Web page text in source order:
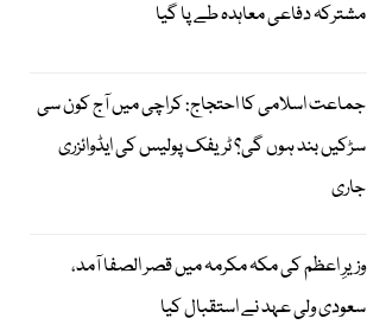
مشترکہ دفاعی معاہدہ طے پا گیا
جماعت اسلامی کا احتجاج: کراچی میں آج کون سی
سڑکیں بند ہوں گی؟ ٹریفک پولیس کی ایڈوائزری
جاری
وزیرِ اعظم کی مکہ مکرمہ میں قصر الصفا آمد،
سعودی ولی عہد نے استقبال کیا